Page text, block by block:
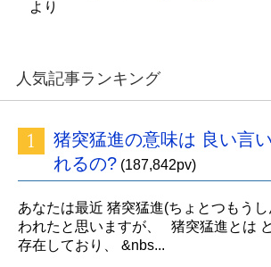
より
人気記事ランキング
猪突猛進の意味は 良い言
れるの? (187,842pv)
あなたは最近 猪突猛進(ちょとつもう
われたと思いますが、 猪突猛進とは
存在しており、 &nbs...